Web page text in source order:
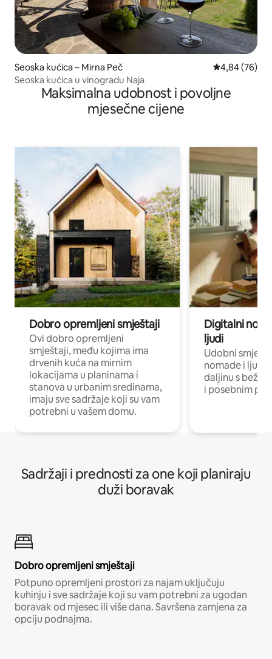
Seoska kućica – Mirna Peč Prosječna
4,84 (76)
Seoska kućica u vinogradu Naja
Maksimalna udobnost i povoljne
mjesečne cijene
Dobro opremljeni smještaji
Ovi dobro opremljeni
smještaji, među kojima ima
drvenih kuća na mirnim
lokacijama u planinama i
stanova u urbanim sredinama,
imaju sve sadržaje koji su vam
potrebni u vašem domu.
Digitalni
ljudi
Udobni
nomade i ljude
daljinu s
i posebnim
Sadržaji i prednosti za one koji planiraju
duži boravak
Dobro opremljeni smještaji
Potpuno opremljeni prostori za najam uključuju
kuhinju i sve sadržaje koji su vam potrebni za ugodan
boravak od mjesec ili više dana. Savršena zamjena za
opciju podnajma.